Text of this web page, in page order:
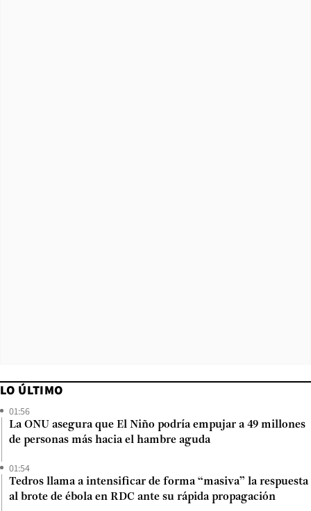
LO ÚLTIMO
01:56
La ONU asegura que El Niño podría empujar a 49 millones
de personas más hacia el hambre aguda
01:54
Tedros llama a intensificar de forma “masiva” la respuesta
al brote de ébola en RDC ante su rápida propagación